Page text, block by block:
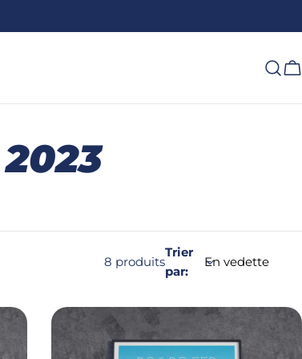
8 produits
Trier
par: